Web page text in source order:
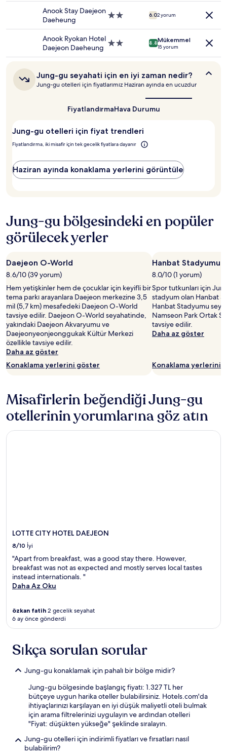
olabilir.
yeri
Anook Stay Daejeon
Daeheung
2.0
yeri
6.02 yorum
Anook Ryokan Hotel
Daejeon Daeheung 2.0
yeri
8.8Mükemmel
15 yorum
Jung-
gu
seyahati
nedir?
Jung-gu seyahati için en iyi zaman nedir?
Jung-gu otelleri için fiyatlarımız Haziran ayında en ucuzdur
FiyatlandırmaHava Durumu
Jung-gu otelleri için fiyat trendleri
Fiyatlandırma, iki misafir için tek gecelik fiyatlara dayanır
Haziran ayında konaklama yerlerini görüntüle
Jung-gu bölgesindeki en popüler
görülecek yerler
Daejeon O-World
8.6/10 (39 yorum)
Hem yetişkinler hem de çocuklar için keyifli bir
tema parkı arayanlara Daejeon merkezine 3,5
mil (5,7 km) mesafedeki Daejeon O-World
tavsiye edilir. Daejeon O-World seyahatinde,
yakındaki Daejeon Akvaryumu ve
Daejeonyeonjeonggukak Kültür Merkezi
özellikle tavsiye edilir.
Daha az göster
Konaklama yerlerini göster
Hanbat Stadyumu
8.0/10 (1 yorum)
Spor tutkunları için
stadyum olan Hanbat
Hanbat Stadyumu
Namseon Park Ortak
tavsiye edilir.
Daha az göster
Konaklama yerlerini
Misafirlerin beğendiği Jung-gu
otellerinin yorumlarına göz atın
LOTTE CITY HOTEL DAEJEON
8/10 İyi
"Apart from breakfast, was a good stay there. However,
breakfast was not as expected and mostly serves local tastes
instead internationals. "
Daha Az Oku
özkan fatih 2 gecelik seyahat
6 ay önce gönderdi
LOTTE CITY HOTEL DAEJEON
Sıkça sorulan sorular
Jung-gu konaklamak için pahalı bir bölge midir?
Jung-gu bölgesinde başlangıç fiyatı: 1.327 TL her
bütçeye uygun harika oteller bulabilirsiniz. Hotels.com'da
ihtiyaçlarınızı karşılayan en iyi düşük maliyetli oteli bulmak
için arama filtrelerinizi uygulayın ve ardından otelleri
"Fiyat: düşükten yükseğe" şeklinde sıralayın.
Jung-gu otelleri için indirimli fiyatları ve fırsatları nasıl
bulabilirim?